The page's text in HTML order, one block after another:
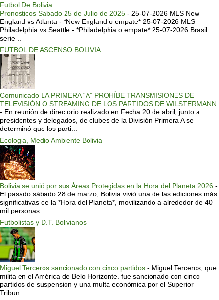
Futbol De Bolivia
Pronosticos Sabado 25 de Julio de 2025 - 25-07-2026 MLS New
England vs Atlanta - *New England o empate* 25-07-2026 MLS
Philadelphia vs Seattle - *Philadelphia o empate* 25-07-2026 Brasil
serie ...
FUTBOL DE ASCENSO BOLIVIA
Comunicado LA PRIMERA “A” PROHÍBE TRANSMISIONES DE
TELEVISIÓN O STREAMING DE LOS PARTIDOS DE WILSTERMANN
- En reunión de directorio realizado en Fecha 20 de abril, junto a
presidentes y delegados, de clubes de la División Primera A se
determinó que los parti...
Ecologia, Medio Ambiente Bolivia
Bolivia se unió por sus Áreas Protegidas en la Hora del Planeta 2026 -
El pasado sábado 28 de marzo, Bolivia vivió una de las ediciones más
significativas de la *Hora del Planeta*, movilizando a alrededor de 40
mil personas...
Futbolistas y D.T. Bolivianos
Miguel Terceros sancionado con cinco partidos - Miguel Terceros, que
milita en el América de Belo Horizonte, fue sancionado con cinco
partidos de suspensión y una multa económica por el Superior
Tribun...